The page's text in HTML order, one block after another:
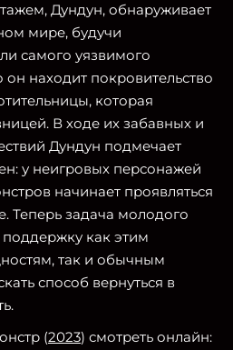
Дундун, обнаруживает
мире, будучи
самого уязвимого
находит покровительство
которая
В ходе их забавных и
Дундун подмечает
у неигровых персонажей
начинает проявляться
Теперь задача молодого
поддержку как этим
так и обычным
способ вернуться в
(2023) смотреть онлайн: